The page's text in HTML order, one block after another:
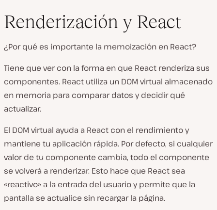
Renderización y React
¿Por qué es importante la memoización en React?
Tiene que ver con la forma en que React renderiza sus
componentes. React utiliza un DOM virtual almacenado
en memoria para comparar datos y decidir qué
actualizar.
El DOM virtual ayuda a React con el rendimiento y
mantiene tu aplicación rápida. Por defecto, si cualquier
valor de tu componente cambia, todo el componente
se volverá a renderizar. Esto hace que React sea
«reactivo» a la entrada del usuario y permite que la
pantalla se actualice sin recargar la página.